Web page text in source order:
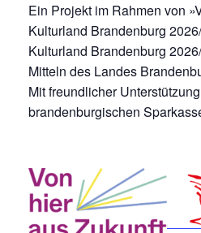
Ein Projekt im Rahmen von
Kulturland Brandenburg
Kulturland Brandenburg
Mitteln des Landes
Mit freundlicher
brandenburgischen